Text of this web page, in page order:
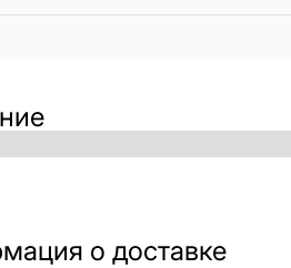
о доставке